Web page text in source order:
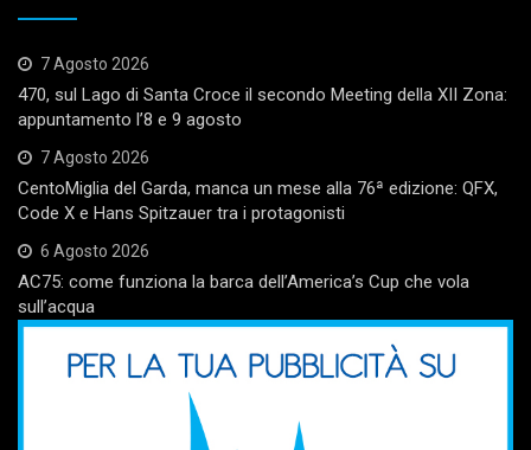
7 Agosto 2026
470, sul Lago di Santa Croce il secondo Meeting della XII Zona:
appuntamento l’8 e 9 agosto
7 Agosto 2026
CentoMiglia del Garda, manca un mese alla 76ª edizione: QFX,
Code X e Hans Spitzauer tra i protagonisti
6 Agosto 2026
AC75: come funziona la barca dell’America’s Cup che vola
sull’acqua